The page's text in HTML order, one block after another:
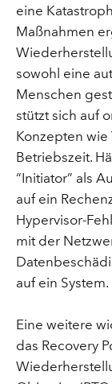
eine
Maßnahmen
sowohl eine
Menschen
stützt sich auf
Konzepten
Betriebszeit.
“Initiator” als
auf ein
Hypervisor-
mit der
auf ein System.
Eine weitere
das Recovery